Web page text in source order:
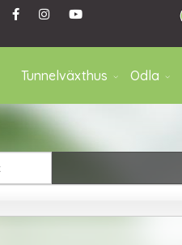
Tunnelväxthus Odla